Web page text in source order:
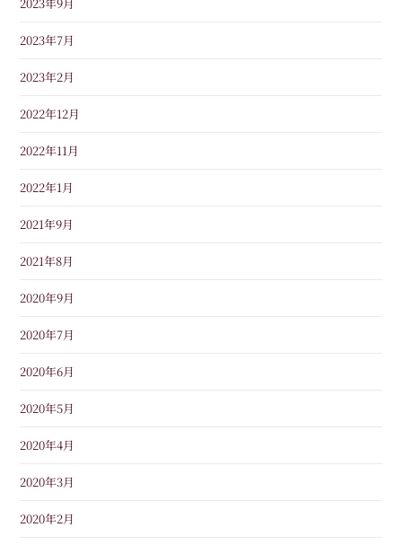
2023年7月
2023年2月
2022年12月
2022年11月
2022年1月
2021年9月
2021年8月
2020年9月
2020年7月
2020年6月
2020年5月
2020年4月
2020年3月
2020年2月